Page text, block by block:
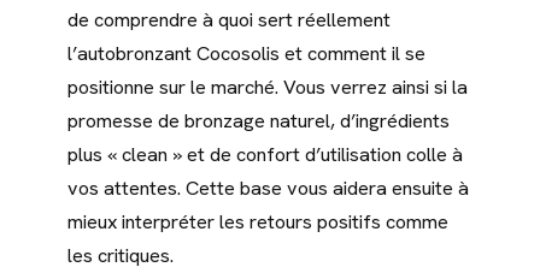
de comprendre à quoi sert réellement
l’autobronzant Cocosolis et comment il se
positionne sur le marché. Vous verrez ainsi si la
promesse de bronzage naturel, d’ingrédients
plus « clean » et de confort d’utilisation colle à
vos attentes. Cette base vous aidera ensuite à
mieux interpréter les retours positifs comme
les critiques.